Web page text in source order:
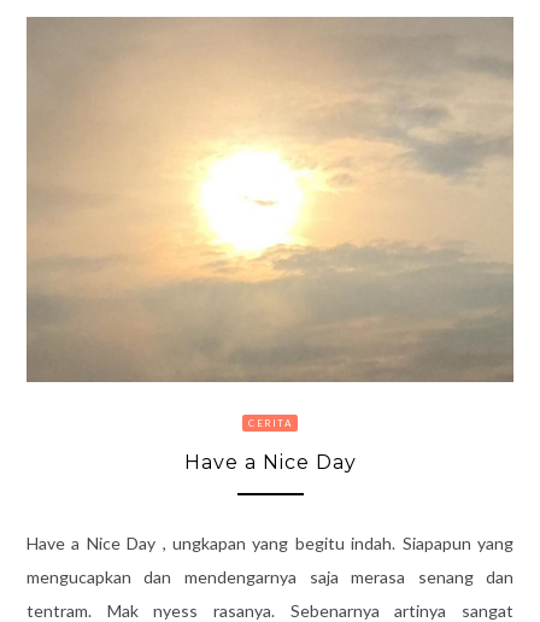
CERITA
Have a Nice Day
Have a Nice Day , ungkapan yang begitu indah. Siapapun yang
mengucapkan dan mendengarnya saja merasa senang dan
tentram. Mak nyess rasanya. Sebenarnya artinya sangat